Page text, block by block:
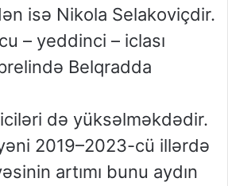
isə Nikola Selakoviçdir.
– yeddinci – iclası
Belqradda
də yüksəlməkdədir.
2019–2023-cü illərdə
artımı bunu aydın